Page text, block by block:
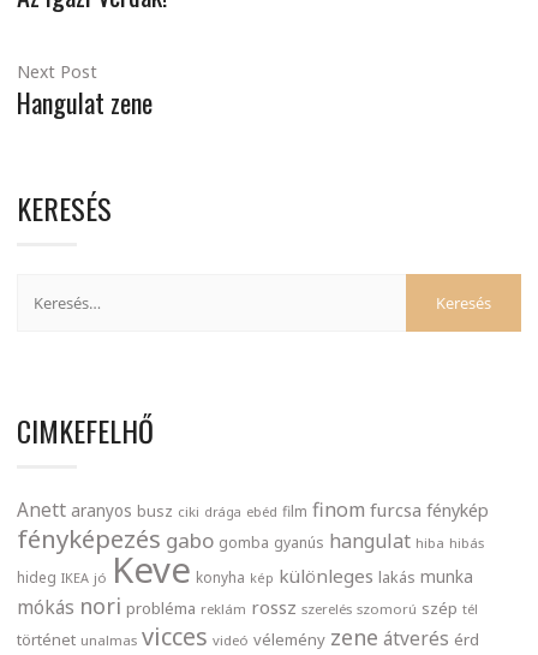
Next Post
Hangulat zene
KERESÉS
CIMKEFELHŐ
Anett aranyos busz ciki drága ebéd film finom furcsa fénykép
fényképezés gabo gomba gyanús hangulat hiba hibás
hideg IKEA jó Keve konyha kép különleges lakás munka
mókás nori probléma reklám rossz szerelés szomorú szép tél
történet unalmas vicces videó vélemény zene átverés érd